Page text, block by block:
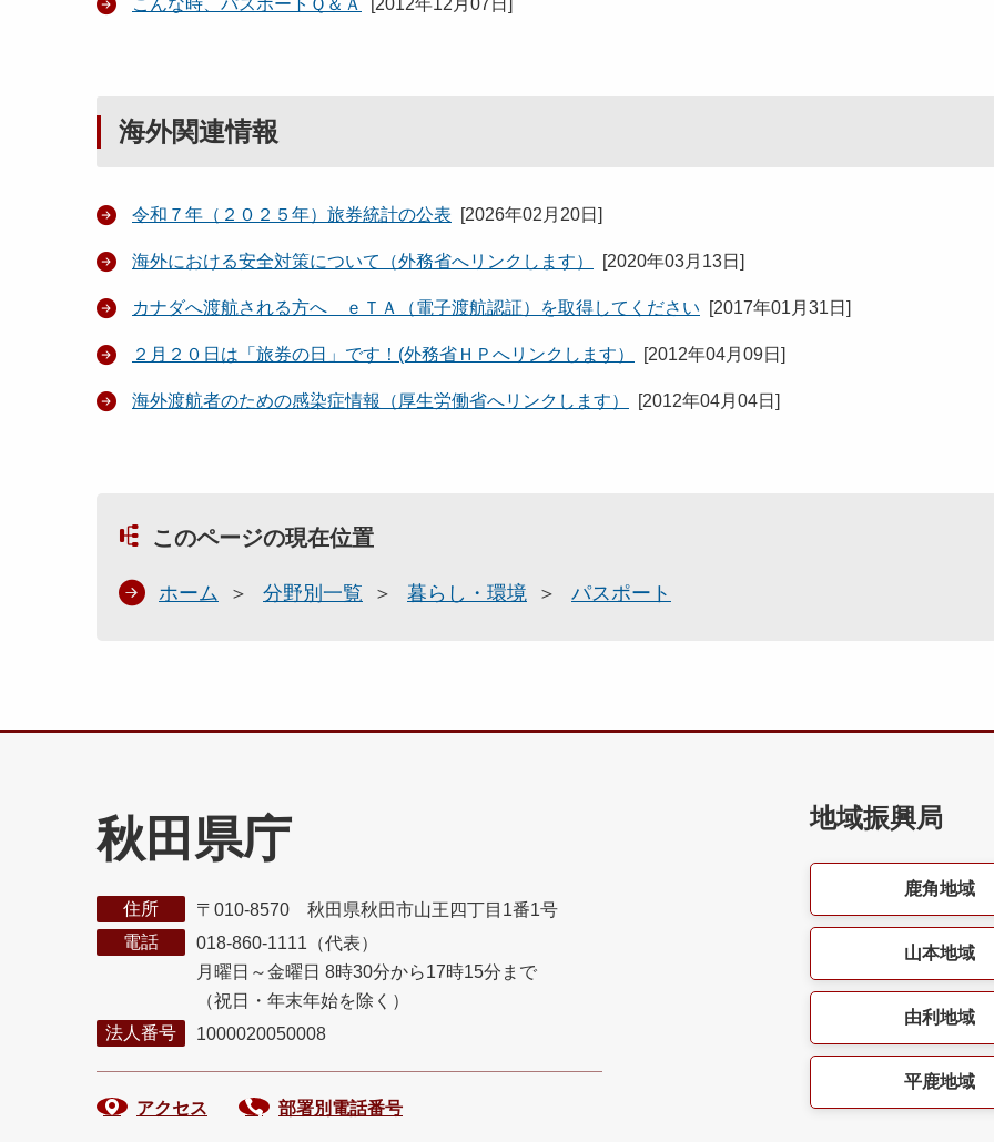
こんな時、パスポートＱ＆Ａ [2012年12月07日 ]
海外関連情報
令和７年（２０２５年）旅券統計の公表 [2026年02月20日 ]
海外における安全対策について（外務省へリンクします） [2020年03月13日 ]
カナダへ渡航される方へ ｅＴＡ（電子渡航認証）を取得してください [2017年01月31日 ]
２月２０日は「旅券の日」です！(外務省ＨＰへリンクします） [2012年04月09日 ]
海外渡航者のための感染症情報（厚生労働省へリンクします） [2012年04月04日 ]
このページの現在位置
ホーム 分野別一覧 暮らし・環境 パスポート
秋田県庁
住所
〒010-8570 秋田県秋田市山王四丁目1番1号
電話
018-860-1111（代表）
月曜日～金曜日 8時30分から17時15分まで
（祝日・年末年始を除く）
法人番号
1000020050008
アクセス 部署別電話番号
地域振興局
鹿角地域
山本地域
由利地域
平鹿地域